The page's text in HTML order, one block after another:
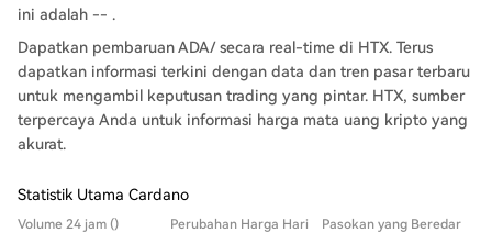
ini adalah -- .
Dapatkan pembaruan ADA/ secara real-time di HTX. Terus
dapatkan informasi terkini dengan data dan tren pasar terbaru
untuk mengambil keputusan trading yang pintar. HTX, sumber
terpercaya Anda untuk informasi harga mata uang kripto yang
akurat.
Statistik Utama Cardano
Volume 24 jam ()
Perubahan Harga Hari
Pasokan yang Beredar